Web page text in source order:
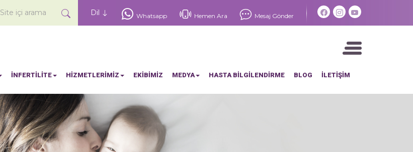
Mesaj Gönder
Hemen Ara
Whatsapp
Dil
Site içi arama
İNFERTİLİTE HİZMETLERİMİZ EKİBİMİZ MEDYA HASTA BİLGİLENDİRME BLOG İLETİŞİM